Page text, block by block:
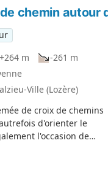
chemin autour
+264 m
-261 m
Ville (Lozère)
de croix de chemins
d'orienter le
l'occasion de
fait, combien en avez-